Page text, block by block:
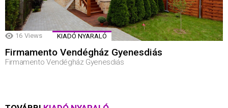
16 Views KIADÓ NYARALÓ
Firmamento Vendégház Gyenesdiás
Firmamento Vendégház Gyenesdiás